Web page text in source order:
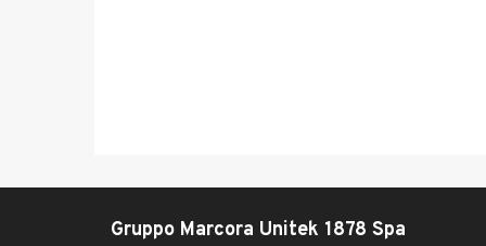
Gruppo Marcora Unitek 1878 Spa